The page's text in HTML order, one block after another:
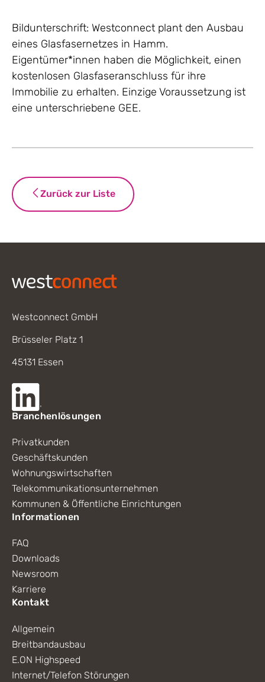
Bildunterschrift: Westconnect plant den Ausbau
eines Glasfasernetzes in Hamm.
Eigentümer*innen haben die Möglichkeit, einen
kostenlosen Glasfaseranschluss für ihre
Immobilie zu erhalten. Einzige Voraussetzung ist
eine unterschriebene GEE.
Zurück zur Liste
Westconnect GmbH
Brüsseler Platz 1
45131 Essen
Branchenlösungen
Privatkunden
Geschäftskunden
Wohnungswirtschaften
Telekommunikationsunternehmen
Kommunen & Öffentliche Einrichtungen
Informationen
FAQ
Downloads
Newsroom
Karriere
Kontakt
Allgemein
Breitbandausbau
E.ON Highspeed
Internet/Telefon Störungen